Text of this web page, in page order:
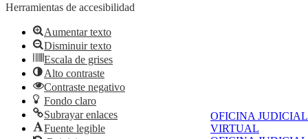
OFICINA JUDICIAL
VIRTUAL
Herramientas de accesibilidad
Aumentar texto
Disminuir texto
Escala de grises
Alto contraste
Contraste negativo
Fondo claro
Subrayar enlaces
Fuente legible